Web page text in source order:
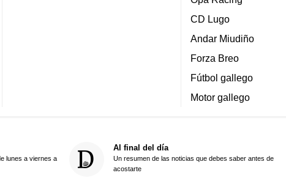
CD Lugo
Andar Miudiño
Forza Breo
Fútbol gallego
Motor gallego
lunes a viernes a
Al final del día
Un resumen de las noticias que debes saber antes de
acostarte